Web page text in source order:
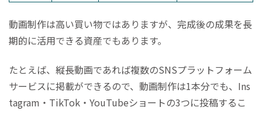
動画制作は高い買い物ではありますが、完成後の成果を長
期的に活用できる資産でもあります。
たとえば、縦長動画であれば複数のSNSプラットフォーム
サービスに掲載ができるので、動画制作は1本分でも、Ins
tagram・TikTok・YouTubeショートの3つに投稿するこ